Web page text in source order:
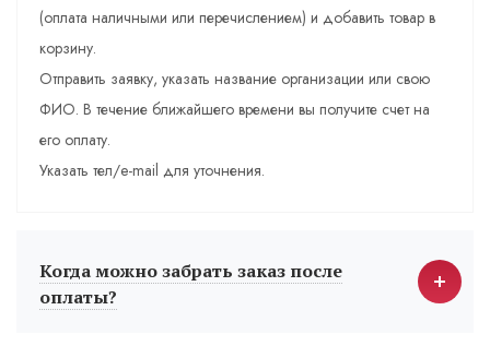
(оплата наличными или перечислением) и добавить товар в
корзину.
Отправить заявку, указать название организации или свою
ФИО. В течение ближайшего времени вы получите счет на
его оплату.
Указать тел/e-mail для уточнения.
Когда можно забрать заказ после
оплаты?